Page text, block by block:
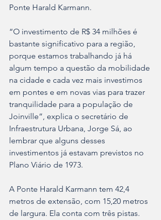
Ponte Harald Karmann.
“O investimento de R$ 34 milhões é
bastante significativo para a região,
porque estamos trabalhando já há
algum tempo a questão da mobilidade
na cidade e cada vez mais investimos
em pontes e em novas vias para trazer
tranquilidade para a população de
Joinville”, explica o secretário de
Infraestrutura Urbana, Jorge Sá, ao
lembrar que alguns desses
investimentos já estavam previstos no
Plano Viário de 1973.
A Ponte Harald Karmann tem 42,4
metros de extensão, com 15,20 metros
de largura. Ela conta com três pistas.